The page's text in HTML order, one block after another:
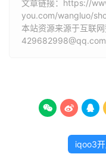
文章链接： https://
you.com/wangluo/
本站资源来源于互联
429682998@qq.com
  
iqoo3